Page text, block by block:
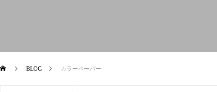
BLOG カラーペーパー